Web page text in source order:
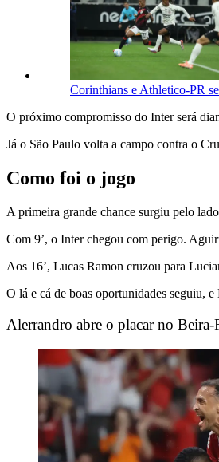
Corinthians e Athletico-PR
O próximo compromisso do Inter será
Já o São Paulo volta a campo contra o
Como foi o jogo
A primeira grande chance surgiu pelo
Com 9’, o Inter chegou com perigo.
Aos 16’, Lucas Ramon cruzou para
O lá e cá de boas oportunidades seguiu,
Alerrandro abre o placar no Beira-